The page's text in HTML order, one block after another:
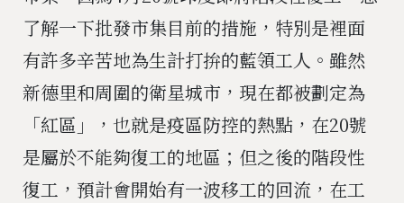
了解一下批發市集目前的措施，特別是裡面
有許多辛苦地為生計打拚的藍領工人。雖然
新德里和周圍的衛星城市，現在都被劃定為
「紅區」，也就是疫區防控的熱點，在20號
是屬於不能夠復工的地區；但之後的階段性
復工，預計會開始有一波移工的回流，在工